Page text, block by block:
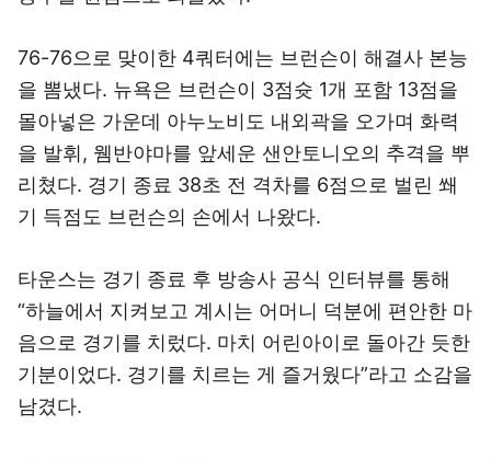
76-76으로 맞이한 4쿼터에는 브런슨이 해결사 본능
을 뽐냈다. 뉴욕은 브런슨이 3점슛 1개 포함 13점을
몰아넣은 가운데 아누노비도 내외곽을 오가며 화력
을 발휘, 웸반야마를 앞세운 샌안토니오의 추격을 뿌
리쳤다. 경기 종료 38초 전 격차를 6점으로 벌린 쐐
기 득점도 브런슨의 손에서 나왔다.
타운스는 경기 종료 후 방송사 공식 인터뷰를 통해
“하늘에서 지켜보고 계시는 어머니 덕분에 편안한 마
음으로 경기를 치렀다. 마치 어린아이로 돌아간 듯한
기분이었다. 경기를 치르는 게 즐거웠다”라고 소감을
남겼다.